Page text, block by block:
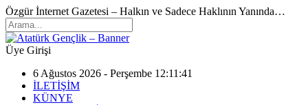
Özgür İnternet Gazetesi – Halkın ve Sadece Haklının Yanında…
Üye Girişi
6 Ağustos 2026 - Perşembe 12:11:41
İLETİŞİM
KÜNYE